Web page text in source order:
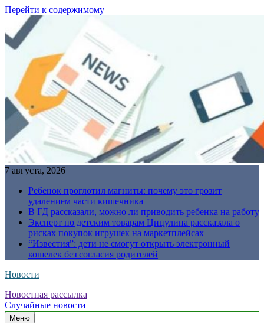
Перейти к содержимому
7 августа, 2026
Ребенок проглотил магниты: почему это грозит
удалением части кишечника
В ГД рассказали, можно ли приводить ребенка на работу
Эксперт по детским товарам Цицулина рассказала о
рисках покупок игрушек на маркетплейсах
“Известия”: дети не смогут открыть электронный
кошелек без согласия родителей
Новости
Новостная рассылка
Случайные новости
Меню